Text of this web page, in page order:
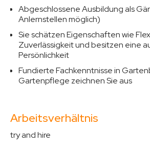
Abgeschlossene Ausbildung als
Anlernstellen möglich)
Sie schätzen Eigenschaften wie
Zuverlässigkeit und besitzen eine
Persönlichkeit
Fundierte Fachkenntnisse in
Gartenpflege zeichnen Sie aus
Arbeitsverhältnis
try and hire